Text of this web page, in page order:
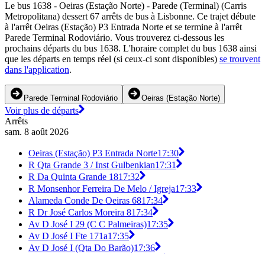
Le bus 1638 - Oeiras (Estação Norte) - Parede (Terminal) (Carris
Metropolitana) dessert 67 arrêts de bus à Lisbonne. Ce trajet débute
à l'arrêt Oeiras (Estação) P3 Entrada Norte et se termine à l'arrêt
Parede Terminal Rodoviário. Vous trouverez ci-dessous les
prochains départs du bus 1638. L'horaire complet du bus 1638 ainsi
que les départs en temps réel (si ceux-ci sont disponibles) se trouvent
dans l'application.
Parede Terminal Rodoviário Oeiras (Estação Norte)
Voir plus de départs
Arrêts
sam. 8 août 2026
Oeiras (Estação) P3 Entrada Norte17:30
R Qta Grande 3 / Inst Gulbenkian17:31
R Da Quinta Grande 1817:32
R Monsenhor Ferreira De Melo / Igreja17:33
Alameda Conde De Oeiras 6817:34
R Dr José Carlos Moreira 817:34
Av D José I 29 (C C Palmeiras)17:35
Av D José I Fte 171a17:35
Av D José I (Qta Do Barão)17:36